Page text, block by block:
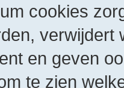
cookies
en geven
te zien